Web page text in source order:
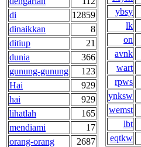
di
12859
dinaikkan
8
ditiup
21
dunia
366
gunung-gunung
123
Hai
929
hai
929
lihatlah
165
mendiami
17
orang-orang
2687
ybsy
lk
on
avnk
wart
rpws
ynksw
wemst
lbt
eqtkw